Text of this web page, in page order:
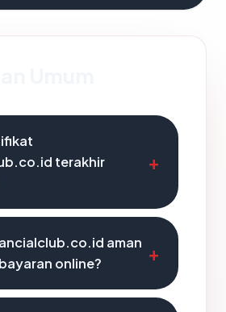
terakhir
aman
online?